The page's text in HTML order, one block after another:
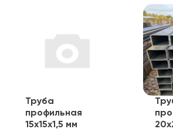
Труба
профильная
15х15х1,5 мм